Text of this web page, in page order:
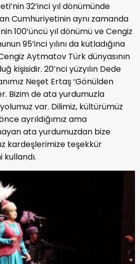
32’inci yıl dönümünde
Cumhuriyetinin aynı zamanda
100’üncü yıl dönümü ve Cengiz
95’inci yılını da kutladığına
Aytmatov Türk dünyasının
kişisidir. 20’nci yüzyılın Dede
Neşet Ertaş ‘Gönülden
Bizim de ata yurdumuzla
var. Dilimiz, kültürümüz
ayrıldığımız ama
ata yurdumuzdan bize
kardeşlerimize teşekkür